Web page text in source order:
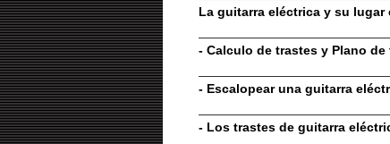
La guitarra eléctrica y su
- Calculo de trastes y Plano
- Escalopear una guitarra
- Los trastes de guitarra